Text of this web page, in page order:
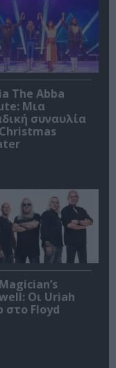
The Abba
Μια
συναυλία
Οι Uriah
στο Floyd